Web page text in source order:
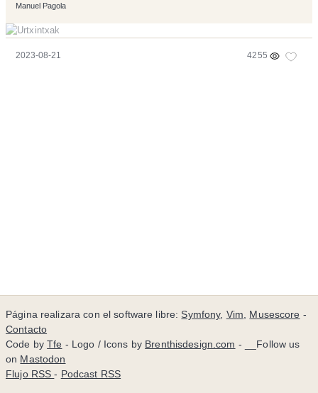
Manuel Pagola
2023-08-21 4255
Página realizara con el software libre:Symfony, Vim, Musescore -
Contacto
Code byTfe - Logo / Icons by Brenthisdesign.com - __Follow us
on Mastodon
Flujo RSS- Podcast RSS